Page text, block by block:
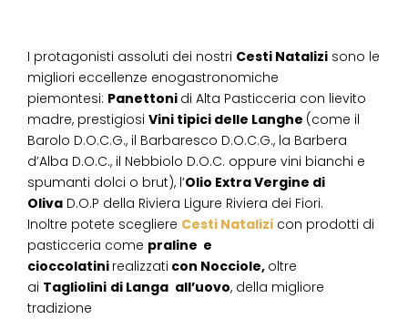
I protagonisti assoluti dei nostri Cesti Natalizi sono le
migliori eccellenze enogastronomiche
piemontesi: Panettoni di Alta Pasticceria con lievito
madre, prestigiosi Vini tipici delle Langhe (come il
Barolo D.O.C.G., il Barbaresco D.O.C.G., la Barbera
d’Alba D.O.C., il Nebbiolo D.O.C. oppure vini bianchi e
spumanti dolci o brut), l’Olio Extra Vergine di
Oliva D.O.P della Riviera Ligure Riviera dei Fiori.
Inoltre potete scegliere Cesti Natalizi con prodotti di
pasticceria come praline e
cioccolatini realizzati con Nocciole, oltre
ai Tagliolini di Langa all’uovo, della migliore
tradizione